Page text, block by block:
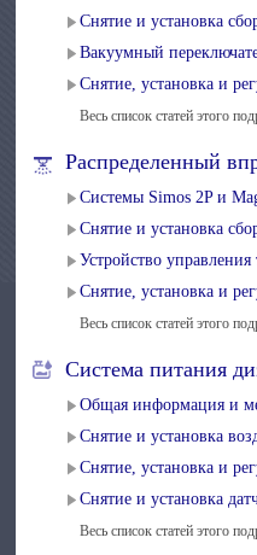
Снятие и установка
Вакуумный
Снятие, установка и
Весь список статей этого
Распределенный
Системы Simos 2P и
Снятие и установка
Устройство
Снятие, установка и
Весь список статей этого
Система питания
Общая информация и
Снятие и установка
Снятие, установка и
Снятие и установка
Весь список статей этого